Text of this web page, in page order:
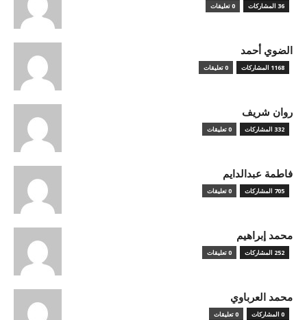
36 المشاركات 0 تعليقات
الضوي أحمد
1168 المشاركات 0 تعليقات
روان شريف
332 المشاركات 0 تعليقات
فاطمة عبدالدايم
705 المشاركات 0 تعليقات
محمد إبراهيم
252 المشاركات 0 تعليقات
محمد العرباوي
0 المشاركات 0 تعليقات